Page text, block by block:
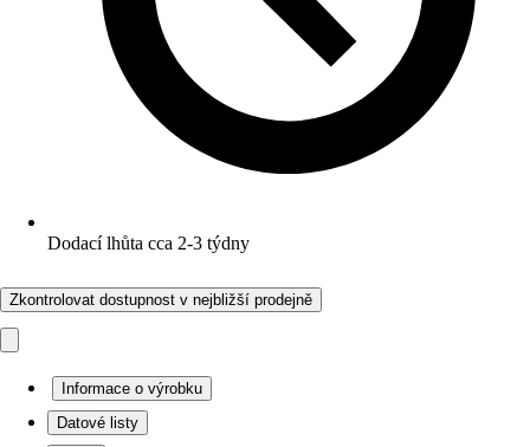
Dodací lhůta cca 2-3 týdny
Zkontrolovat dostupnost v nejbližší prodejně
Informace o výrobku
Datové listy